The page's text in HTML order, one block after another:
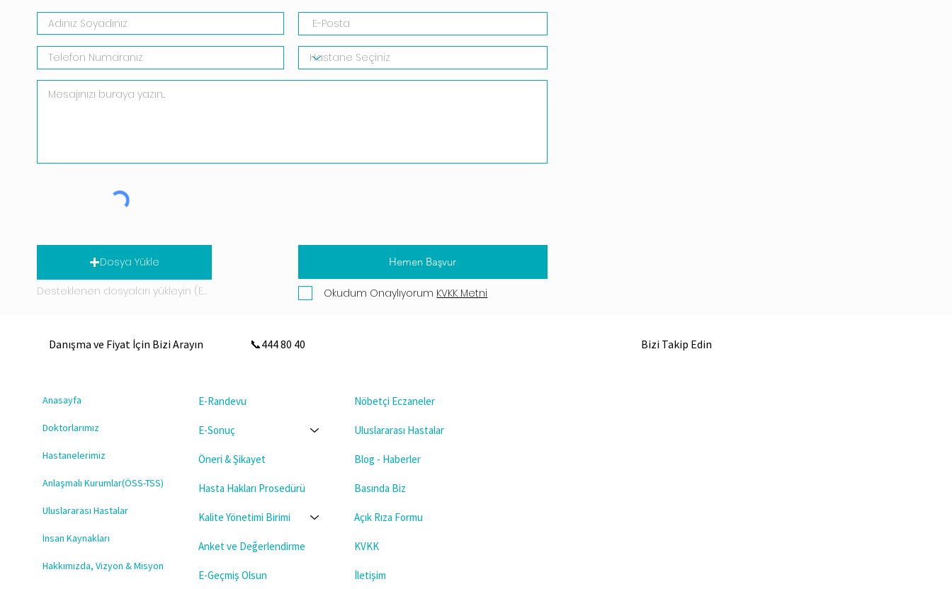
Hemen Başvur
Dosya Yükle
Desteklenen dosyaları yükleyin (En fazla 15 MB) Okudum Onaylıyorum KVKK Metni
Danışma ve Fiyat İçin Bizi Arayın 📞444 80 40 Bizi Takip Edin
Anasayfa
Doktorlarımız
Hastanelerimiz
Anlaşmalı Kurumlar(ÖSS-TSS)
Uluslararası Hastalar
İnsan Kaynakları
Hakkımızda, Vizyon & Misyon
E-Randevu
E-Sonuç
Öneri & Şikayet
Hasta Hakları Prosedürü
Kalite Yönetimi Birimi
Anket ve Değerlendirme
E-Geçmiş Olsun
Nöbetçi Eczaneler
Uluslararası Hastalar
Blog - Haberler
Basında Biz
Açık Rıza Formu
KVKK
İletişim